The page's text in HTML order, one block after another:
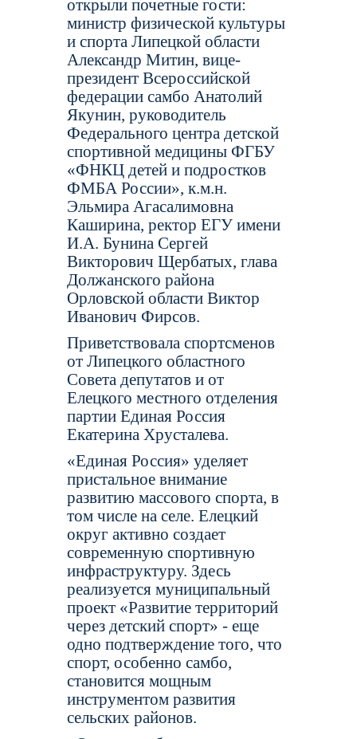
открыли почетные гости:
министр физической культуры
и спорта Липецкой области
Александр Митин, вице-
президент Всероссийской
федерации самбо Анатолий
Якунин, руководитель
Федерального центра детской
спортивной медицины ФГБУ
«ФНКЦ детей и подростков
ФМБА России», к.м.н.
Эльмира Агасалимовна
Каширина, ректор ЕГУ имени
И.А. Бунина Сергей
Викторович Щербатых, глава
Должанского района
Орловской области Виктор
Иванович Фирсов.
Приветствовала спортсменов
от Липецкого областного
Совета депутатов и от
Елецкого местного отделения
партии Единая Россия
Екатерина Хрусталева.
«Единая Россия» уделяет
пристальное внимание
развитию массового спорта, в
том числе на селе. Елецкий
округ активно создает
современную спортивную
инфраструктуру. Здесь
реализуется муниципальный
проект «Развитие территорий
через детский спорт» - еще
одно подтверждение того, что
спорт, особенно самбо,
становится мощным
инструментом развития
сельских районов.